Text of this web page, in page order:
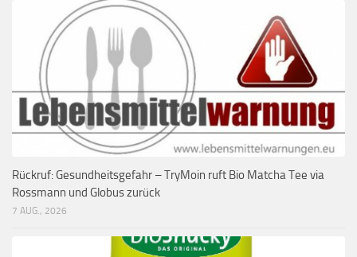
Rückruf: Gesundheitsgefahr – TryMoin ruft Bio Matcha Tee via
Rossmann und Globus zurück
7 AUG., 2026